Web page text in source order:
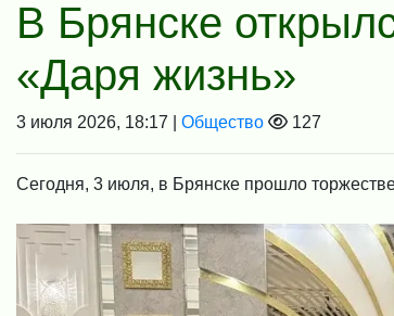
В Брянске
«Даря жизнь»
3 июля 2026, 18:17 | Общество 127
Сегодня, 3 июля, в Брянске прошло